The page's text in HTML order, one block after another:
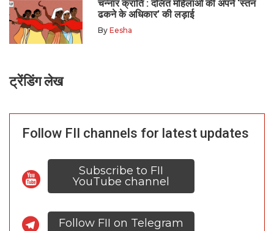
चन्नार क्रांति : दलित महिलाओं की अपने ‘स्तन
ढकने के अधिकार’ की लड़ाई
By Eesha
ट्रेंडिंग लेख
Follow FII channels for latest updates
Subscribe to FII
YouTube channel
Follow FII on Telegram